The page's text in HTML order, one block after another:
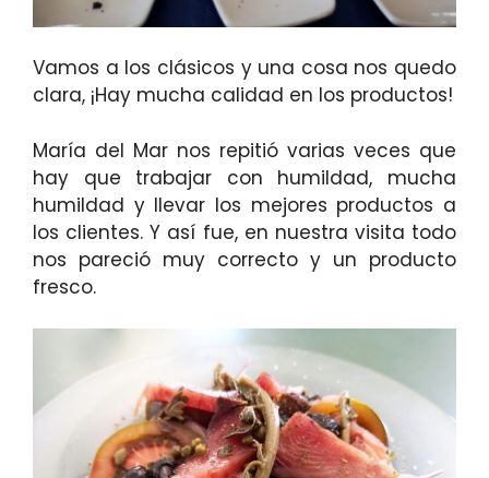
Vamos a los clásicos y una cosa nos quedo
clara, ¡Hay mucha calidad en los productos!
María del Mar nos repitió varias veces que
hay que trabajar con humildad, mucha
humildad y llevar los mejores productos a
los clientes. Y así fue, en nuestra visita todo
nos pareció muy correcto y un producto
fresco.